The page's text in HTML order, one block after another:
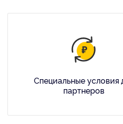
Специальные условия
партнеров